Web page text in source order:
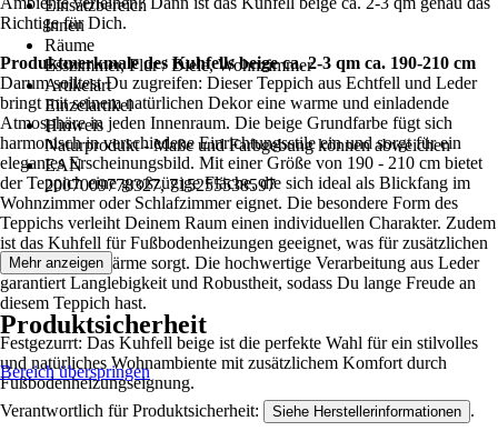
Einsatzbereich
Innen
Räume
Esszimmer, Flur / Diele, Wohnzimmer
Artikelart
Einzelartikel
Hinweis
Naturprodukt - Maße und Farbgebung können abweichen
EAN
2007009778327, 715255538597
Richtige für Dich.
Produktmerkmale des Kuhfells beige ca. 2-3 qm ca. 190-210 cm
Darum solltest Du zugreifen: Dieser Teppich aus Echtfell und Leder
bringt mit seinem natürlichen Dekor eine warme und einladende
Atmosphäre in jeden Innenraum. Die beige Grundfarbe fügt sich
harmonisch in verschiedene Einrichtungsstile ein und sorgt für ein
elegantes Erscheinungsbild. Mit einer Größe von 190 - 210 cm bietet
der Teppich eine großzügige Fläche, die sich ideal als Blickfang im
Wohnzimmer oder Schlafzimmer eignet. Die besondere Form des
Teppichs verleiht Deinem Raum einen individuellen Charakter. Zudem
ist das Kuhfell für Fußbodenheizungen geeignet, was für zusätzlichen
Komfort und Wärme sorgt. Die hochwertige Verarbeitung aus Leder
garantiert Langlebigkeit und Robustheit, sodass Du lange Freude an
diesem Teppich hast.
Festgezurrt: Das Kuhfell beige ist die perfekte Wahl für ein stilvolles
und natürliches Wohnambiente mit zusätzlichem Komfort durch
Fußbodenheizungseignung.
Mehr anzeigen
Produktsicherheit
Bereich überspringen
Verantwortlich für Produktsicherheit: Siehe Herstellerinformationen .